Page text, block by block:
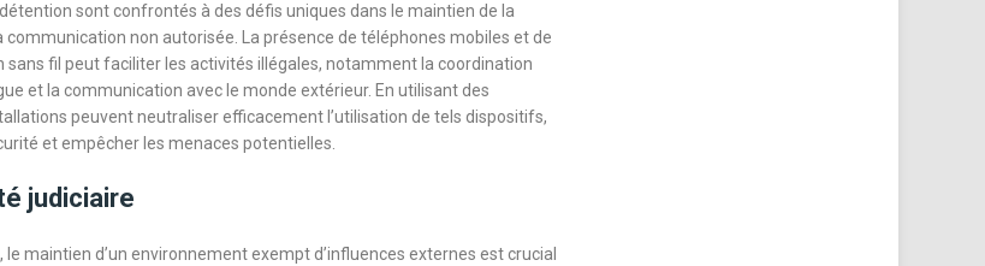
sont confrontés à des défis uniques dans le maintien de la
non autorisée. La présence de téléphones mobiles et de
fil peut faciliter les activités illégales, notamment la coordination
et la communication avec le monde extérieur. En utilisant des
peuvent neutraliser efficacement l’utilisation de tels dispositifs,
et empêcher les menaces potentielles.
judiciaire
le maintien d’un environnement exempt d’influences externes est crucial